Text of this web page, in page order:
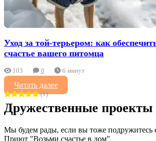
Уход за той-терьером: как
счастье вашего питомца
103 0 6 минут
Читать далее
(1)
Дружественные проекты
Мы будем рады, если вы тоже подружитесь
Приют "Возьми счастье в дом"